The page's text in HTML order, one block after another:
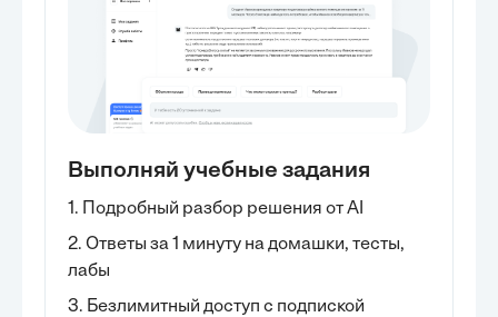
Выполняй учебные задания
1. Подробный разбор решения от AI
2. Ответы за 1 минуту на домашки, тесты,
лабы
3. Безлимитный доступ с подпиской